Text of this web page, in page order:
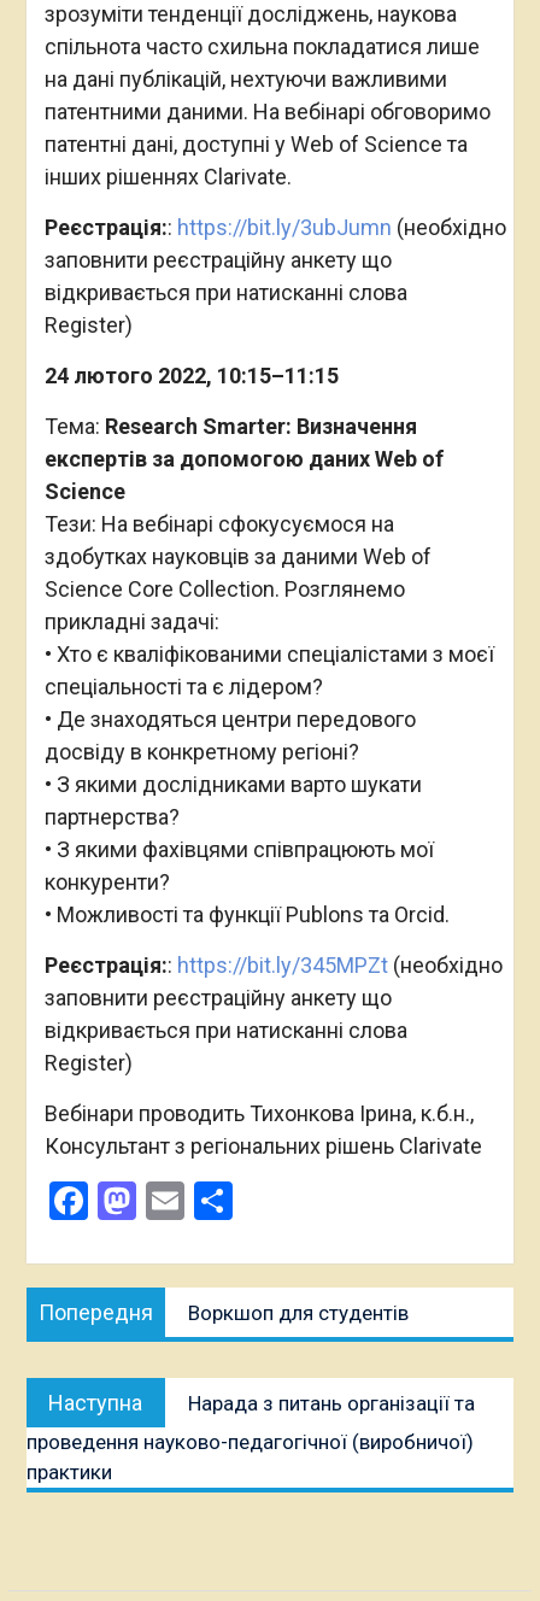
зрозуміти тенденції досліджень, наукова
спільнота часто схильна покладатися лише
на дані публікацій, нехтуючи важливими
патентними даними. На вебінарі обговоримо
патентні дані, доступні у Web of Science та
інших рішеннях Clarivate.
Реєстрація:: https://bit.ly/3ubJumn (необхідно
заповнити реєстраційну анкету що
відкривається при натисканні слова
Register)
24 лютого 2022, 10:15–11:15
Тема: Research Smarter: Визначення
експертів за допомогою даних Web of
Science
Тези: На вебінарі сфокусуємося на
здобутках науковців за даними Web of
Science Core Collection. Розглянемо
прикладні задачі:
• Хто є кваліфікованими спеціалістами з моєї
спеціальності та є лідером?
• Де знаходяться центри передового
досвіду в конкретному регіоні?
• З якими дослідниками варто шукати
партнерства?
• З якими фахівцями співпрацюють мої
конкуренти?
• Можливості та функції Publons та Orcid.
Реєстрація:: https://bit.ly/345MPZt(необхідно
заповнити реєстраційну анкету що
відкривається при натисканні слова
Register)
Вебінари проводить Тихонкова Ірина, к.б.н.,
Консультант з регіональних рішень Clarivate
Facebook
Mastodon
EmailПоділитися
Навігація
записів
Попередня
публікація:
Воркшоп для студентів
Наступна
публікація:
Нарада з питань організації та
проведення науково-педагогічної (виробничої)
практики